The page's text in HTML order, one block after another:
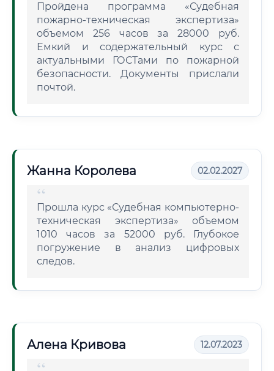
Пройдена программа «Судебная
пожарно-техническая экспертиза»
объемом 256 часов за 28000 руб.
Емкий и содержательный курс с
актуальными ГОСТами по пожарной
безопасности. Документы прислали
почтой.
Жанна Королева 02.02.2027
Прошла курс «Судебная компьютерно-
техническая экспертиза» объемом
1010 часов за 52000 руб. Глубокое
погружение в анализ цифровых
следов.
Алена Кривова 12.07.2023